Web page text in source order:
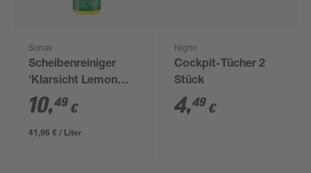
Sonax
Scheibenreiniger
'Klarsicht Lemon
Rocks' 1:100
Konzentrat 250 ml
10,49 €
41,96 € / Liter
Nigrin
Cockpit-Tücher 2
Stück
4,49 €